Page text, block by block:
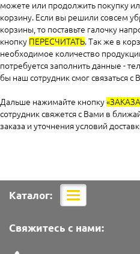
можете или продолжить покупку
корзину. Если вы решили совсем
корзины, то поставьте галочку
кнопку ПЕРЕСЧИТАТЬ. Так же в
необходимое количество
потребуется заполнить данные -
бы наш сотрудник смог связаться с
Дальше нажимайте кнопку
сотрудник свяжется с Вами в
заказа и уточнения условий
Каталог:
Мобильная
навигация
Свяжитесь с нами: